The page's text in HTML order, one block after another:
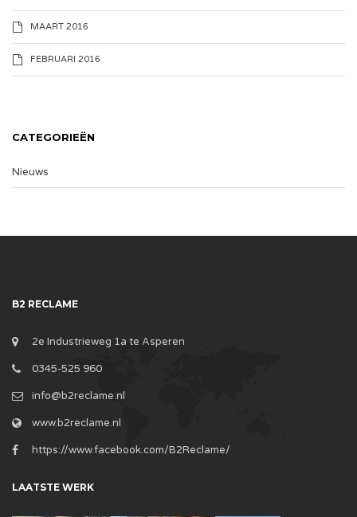
MAART 2016
FEBRUARI 2016
CATEGORIEËN
Nieuws
B2 RECLAME
2e Industrieweg 1a te Asperen
0345-525 960
info@b2reclame.nl
www.b2reclame.nl
https://www.facebook.com/B2Reclame/
LAATSTE WERK